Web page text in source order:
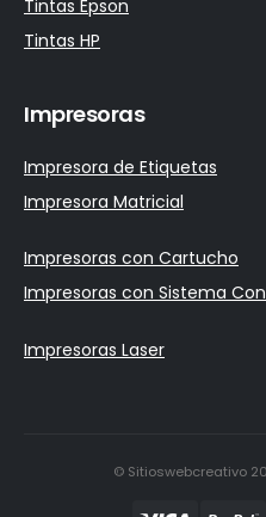
Tintas Epson
Tintas HP
Impresoras
Impresora de Etiquetas
Impresora Matricial
Impresoras con Cartucho
Impresoras con Sistema
Impresoras Laser
© Sitioswebcreativo